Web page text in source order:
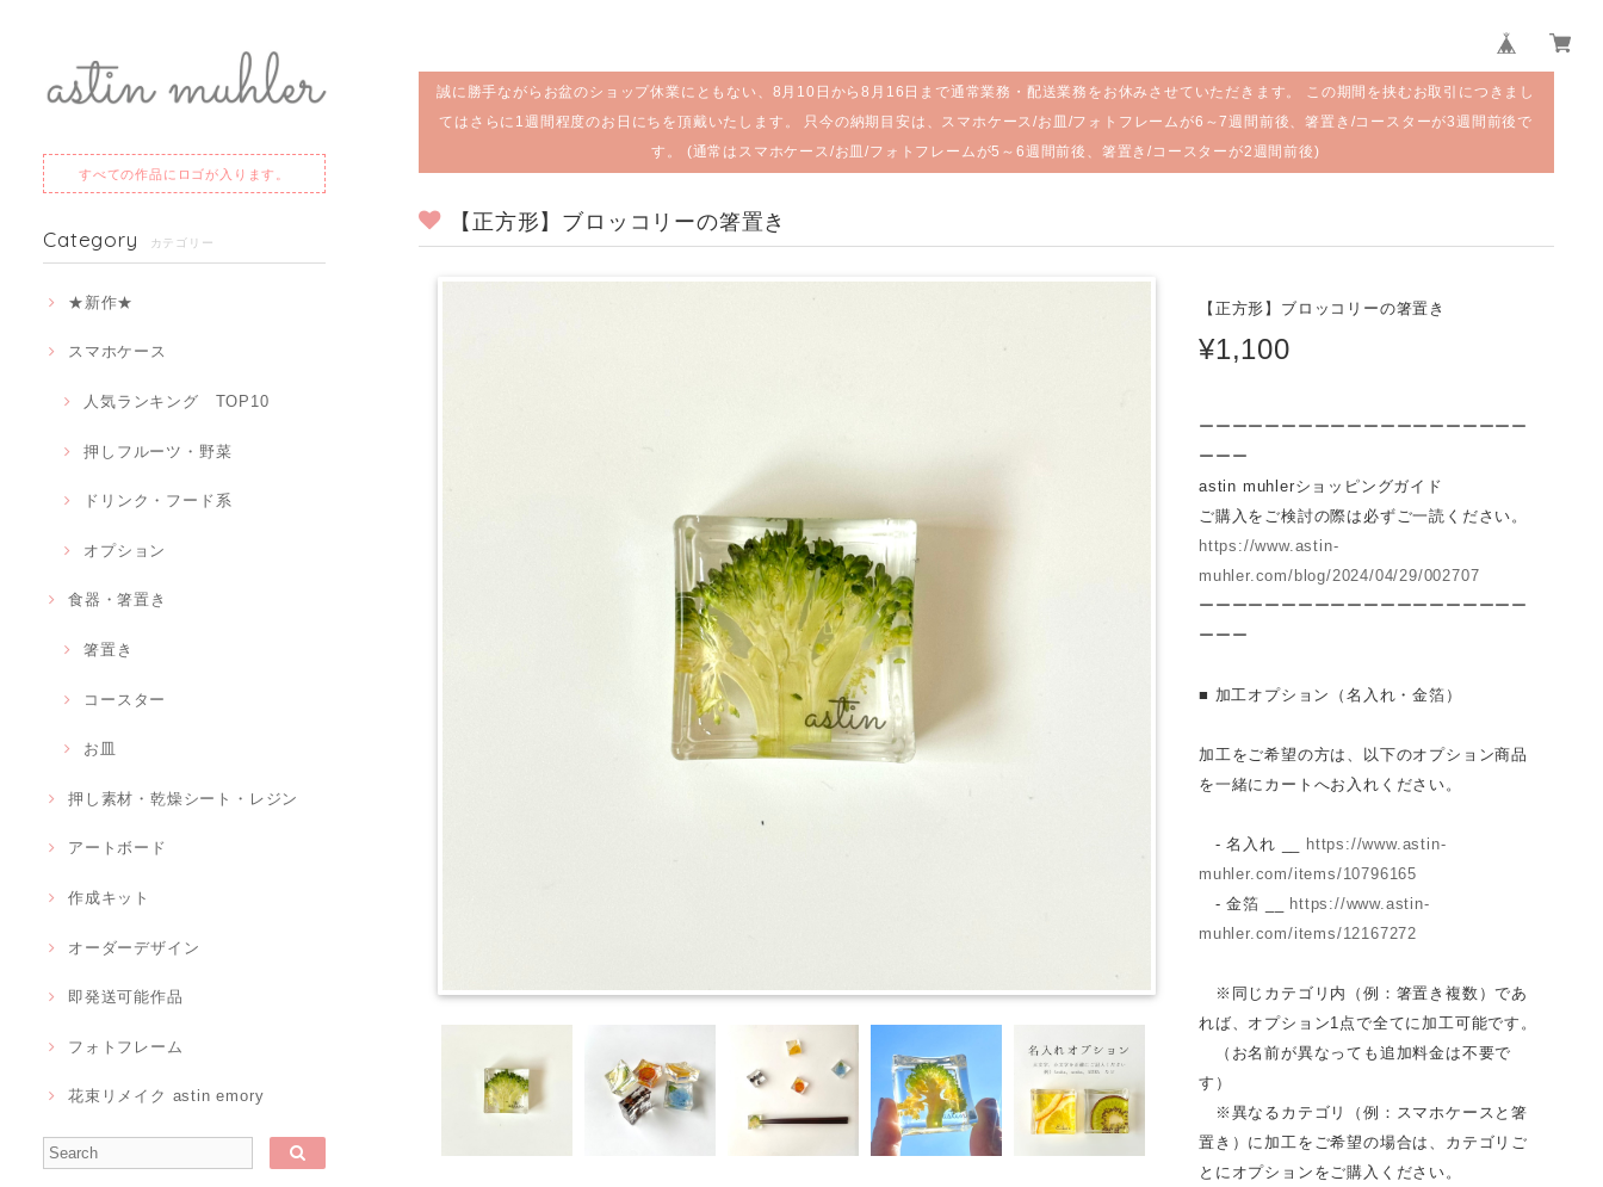
すべての作品にロゴが入ります。
Category カテゴリー
★新作★
スマホケース
人気ランキング TOP10
押しフルーツ・野菜
ドリンク・フード系
オプション
食器・箸置き
箸置き
コースター
お皿
押し素材・乾燥シート・レジン
アートボード
作成キット
オーダーデザイン
即発送可能作品
フォトフレーム
花束リメイク astin emory
誠に勝手ながらお盆のショップ休業にともない、8月10日から8月16日まで通常業務・配送業務をお休みさせていただきます。 この期間を挟むお取引につきまし
てはさらに1週間程度のお日にちを頂戴いたします。 只今の納期目安は、スマホケース/お皿/フォトフレームが6～7週間前後、箸置き/コースターが3週間前後で
す。 (通常はスマホケース/お皿/フォトフレームが5～6週間前後、箸置き/コースターが2週間前後)
【正方形】ブロッコリーの箸置き
【正方形】ブロッコリーの箸置き
¥1,100
ーーーーーーーーーーーーーーーーーーーー
ーーー
astin muhlerショッピングガイド
ご購入をご検討の際は必ずご一読ください。
https://www.astin-
muhler.com/blog/2024/04/29/002707
ーーーーーーーーーーーーーーーーーーーー
ーーー
■ 加工オプション（名入れ・金箔）
加工をご希望の方は、以下のオプション商品
を一緒にカートへお入れください。
- 名入れ __
https://www.astin-
muhler.com/items/10796165
- 金箔 __
https://www.astin-
muhler.com/items/12167272
※同じカテゴリ内（例：箸置き複数）であ
れば、オプション1点で全てに加工可能です。
（お名前が異なっても追加料金は不要で
す）
※異なるカテゴリ（例：スマホケースと箸
置き）に加工をご希望の場合は、カテゴリご
とにオプションをご購入ください。